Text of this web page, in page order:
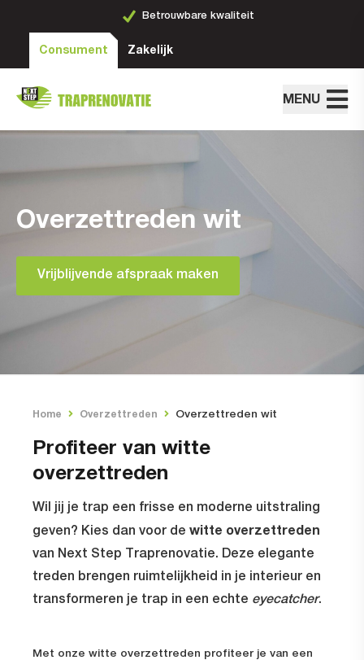
Consument Zakelijk
Betrouwbare kwaliteit
MENU
Overzettreden wit
Vrijblijvende afspraak maken
Home Overzettreden Overzettreden wit
Profiteer van witte
overzettreden
Wil jij je trap een frisse en moderne uitstraling
geven? Kies dan voor de witte overzettreden
van Next Step Traprenovatie. Deze elegante
treden brengen ruimtelijkheid in je interieur en
transformeren je trap in een echte eyecatcher.
Met onze witte overzettreden profiteer je van een